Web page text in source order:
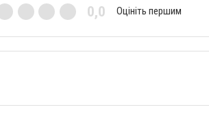
0,0 Оцініть першим